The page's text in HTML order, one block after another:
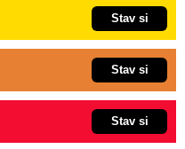
Stav si
Stav si
Stav si